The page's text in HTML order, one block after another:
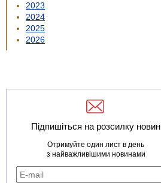
2023
2024
2025
2026
Підпишіться на розсилку новин
Отримуйте один лист в день
з найважливішими новинами